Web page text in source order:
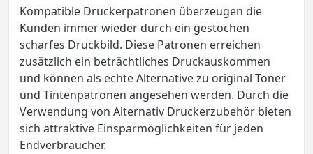
Kompatible Druckerpatronen überzeugen die
Kunden immer wieder durch ein gestochen
scharfes Druckbild. Diese Patronen erreichen
zusätzlich ein beträchtliches Druckauskommen
und können als echte Alternative zu original Toner
und Tintenpatronen angesehen werden. Durch die
Verwendung von Alternativ Druckerzubehör bieten
sich attraktive Einsparmöglichkeiten für jeden
Endverbraucher.